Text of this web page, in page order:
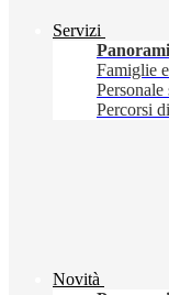
Servizi
Famiglie
Personale
Percorsi
Novità